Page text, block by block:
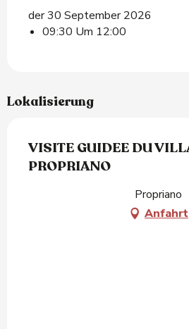
der 30 September 2026
09:30 Um 12:00
Lokalisierung
VISITE GUIDEE DU
PROPRIANO
Propriano
Anfahrt